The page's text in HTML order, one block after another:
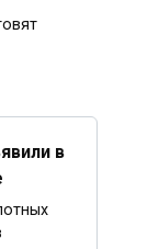
в